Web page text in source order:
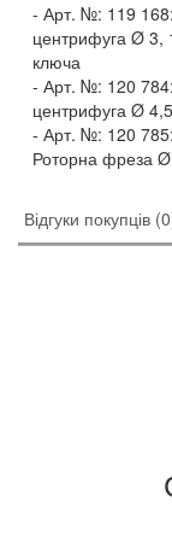
Арт. №: 119
центрифуга Ø 3,
ключа
Арт. №: 120
центрифуга Ø
Арт. №: 120
Роторна фреза Ø
Відгуки покупців